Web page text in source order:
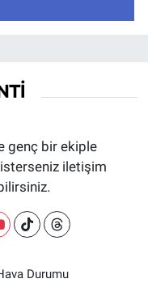
genç bir ekiple
isterseniz iletişim
Durumu